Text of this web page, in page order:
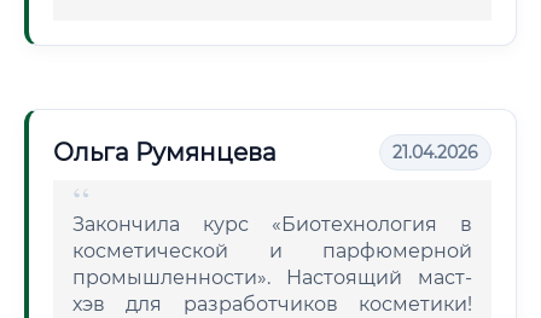
Ольга Румянцева 21.04.2026
Закончила курс «Биотехнология в
косметической и парфюмерной
промышленности». Настоящий маст-
хэв для разработчиков косметики!